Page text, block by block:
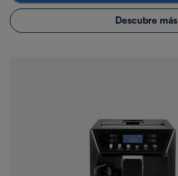
Descubre más